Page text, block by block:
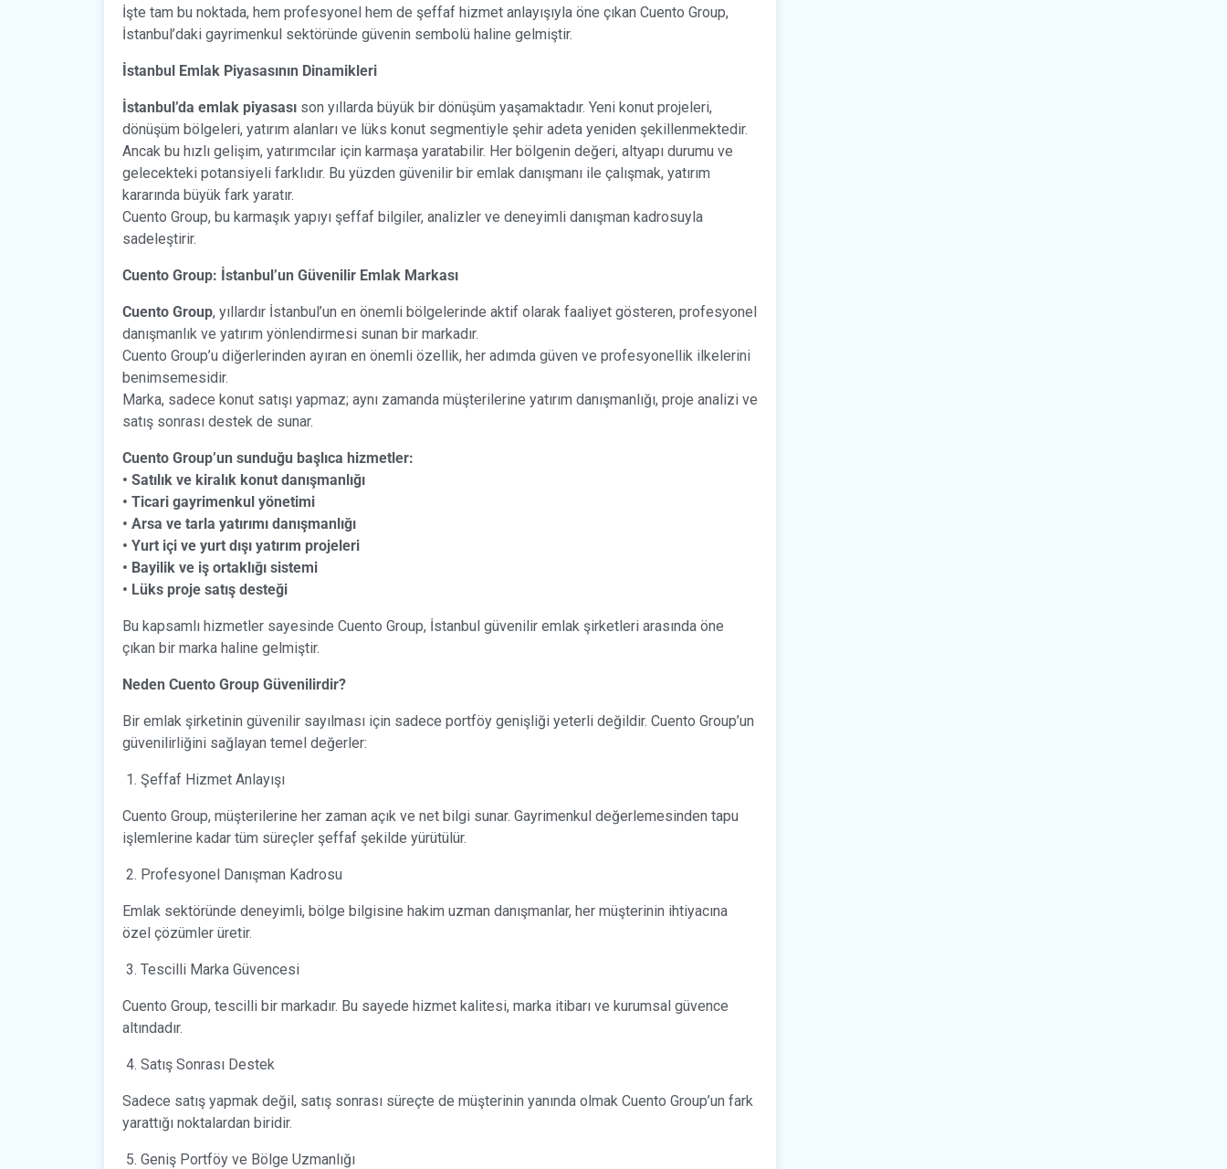
İşte tam bu noktada, hem profesyonel hem de şeffaf hizmet anlayışıyla öne çıkan Cuento Group,
İstanbul’daki gayrimenkul sektöründe güvenin sembolü haline gelmiştir.
İstanbul Emlak Piyasasının Dinamikleri
İstanbul’da emlak piyasası son yıllarda büyük bir dönüşüm yaşamaktadır. Yeni konut projeleri,
dönüşüm bölgeleri, yatırım alanları ve lüks konut segmentiyle şehir adeta yeniden şekillenmektedir.
Ancak bu hızlı gelişim, yatırımcılar için karmaşa yaratabilir. Her bölgenin değeri, altyapı durumu ve
gelecekteki potansiyeli farklıdır. Bu yüzden güvenilir bir emlak danışmanı ile çalışmak, yatırım
kararında büyük fark yaratır.
Cuento Group, bu karmaşık yapıyı şeffaf bilgiler, analizler ve deneyimli danışman kadrosuyla
sadeleştirir.
Cuento Group: İstanbul’un Güvenilir Emlak Markası
Cuento Group, yıllardır İstanbul’un en önemli bölgelerinde aktif olarak faaliyet gösteren, profesyonel
danışmanlık ve yatırım yönlendirmesi sunan bir markadır.
Cuento Group’u diğerlerinden ayıran en önemli özellik, her adımda güven ve profesyonellik ilkelerini
benimsemesidir.
Marka, sadece konut satışı yapmaz; aynı zamanda müşterilerine yatırım danışmanlığı, proje analizi ve
satış sonrası destek de sunar.
Cuento Group’un sunduğu başlıca hizmetler:
• Satılık ve kiralık konut danışmanlığı
• Ticari gayrimenkul yönetimi
• Arsa ve tarla yatırımı danışmanlığı
• Yurt içi ve yurt dışı yatırım projeleri
• Bayilik ve iş ortaklığı sistemi
• Lüks proje satış desteği
Bu kapsamlı hizmetler sayesinde Cuento Group, İstanbul güvenilir emlak şirketleri arasında öne
çıkan bir marka haline gelmiştir.
Neden Cuento Group Güvenilirdir?
Bir emlak şirketinin güvenilir sayılması için sadece portföy genişliği yeterli değildir. Cuento Group’un
güvenilirliğini sağlayan temel değerler:
Şeffaf Hizmet Anlayışı
Cuento Group, müşterilerine her zaman açık ve net bilgi sunar. Gayrimenkul değerlemesinden tapu
işlemlerine kadar tüm süreçler şeffaf şekilde yürütülür.
Profesyonel Danışman Kadrosu
Emlak sektöründe deneyimli, bölge bilgisine hakim uzman danışmanlar, her müşterinin ihtiyacına
özel çözümler üretir.
Tescilli Marka Güvencesi
Cuento Group, tescilli bir markadır. Bu sayede hizmet kalitesi, marka itibarı ve kurumsal güvence
altındadır.
Satış Sonrası Destek
Sadece satış yapmak değil, satış sonrası süreçte de müşterinin yanında olmak Cuento Group’un fark
yarattığı noktalardan biridir.
Geniş Portföy ve Bölge Uzmanlığı